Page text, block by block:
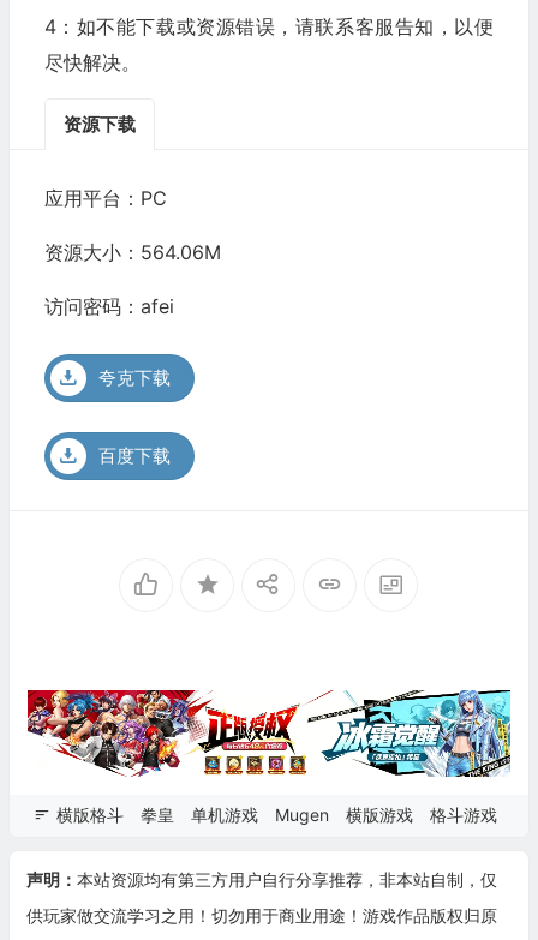
4：如不能下载或资源错误，请联系客服告知，以便
尽快解决。
资源下载
应用平台：PC
资源大小：564.06M
访问密码：afei
夸克下载
百度下载
横版格斗 拳皇 单机游戏 Mugen 横版游戏 格斗游戏
声明： 本站资源均有第三方用户自行分享推荐，非本站自制，仅
供玩家做交流学习之用！切勿用于商业用途！游戏作品版权归原